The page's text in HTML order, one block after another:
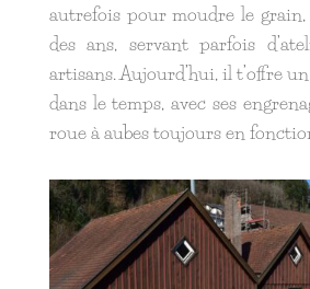
autrefois pour moudre le
des ans, servant parfois
artisans. Aujourd’hui, il t’offre
dans le temps, avec ses
roue à aubes toujours en